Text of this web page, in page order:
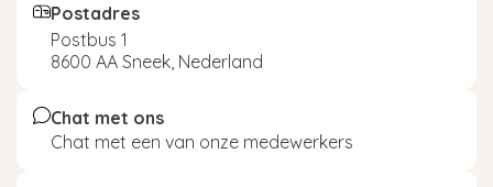
Postadres
Postbus 1
8600 AA Sneek, Nederland
Chat met ons
Chat met een van onze medewerkers